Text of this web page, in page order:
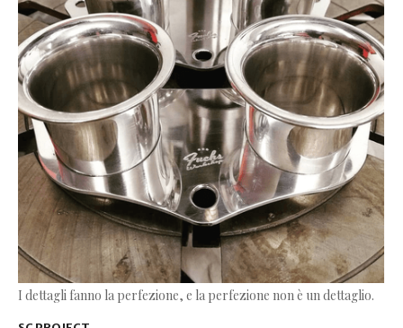
I dettagli fanno la perfezione, e la perfezione non è un dettaglio.